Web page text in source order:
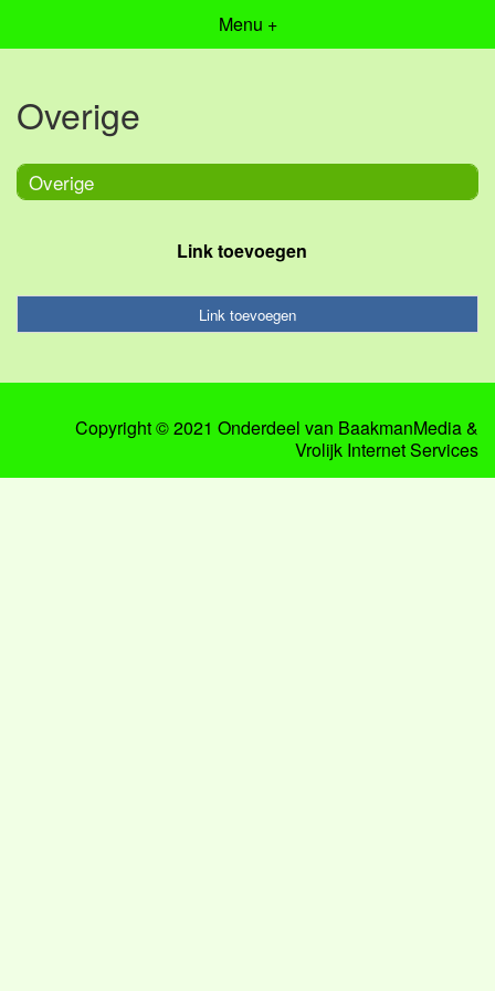
Menu +
Overige
Overige
Link toevoegen
Link toevoegen
Copyright © 2021 Onderdeel van BaakmanMedia&
Vrolijk Internet Services